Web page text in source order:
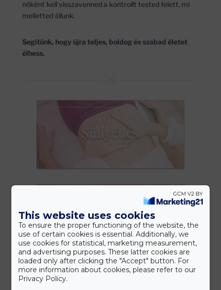
nőként kell visszavenned a kontrollt tested felett, mi
melletted állunk.
Segítünk, hogy újra teljes, boldog és szabad életet
élhess.
This website uses cookies
To ensure the proper functioning of the website, the
use of certain cookies is essential. Additionally, we
use cookies for statistical, marketing measurement,
and advertising purposes. These latter cookies are
loaded only after clicking the "Accept" button. For
more information about cookies, please refer to our
Privacy Policy.